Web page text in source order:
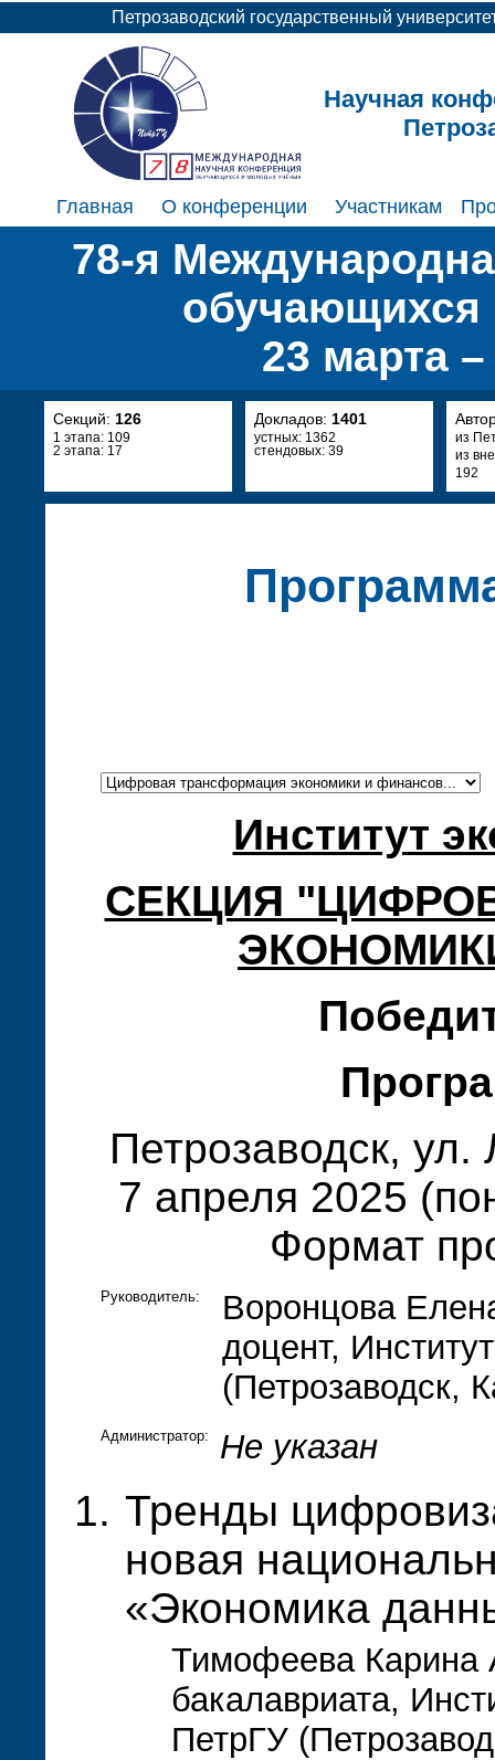
Петрозаводский государственный
Научная
Главная О конференции Участникам
78-я
23 марта
Секций: 126
1 этапа: 109
2 этапа: 17
Докладов: 1401
устных: 1362
стендовых: 39
из
из
192
Институт
СЕКЦИЯ
Петрозаводск,
7 апреля 2025
Формат
Руководитель:
Воронцова
доцент,
(Петрозаводск,
Администратор: Не указан
Тренды
новая
«Экономика
Тимофеева Карина
бакалавриата,
ПетрГУ